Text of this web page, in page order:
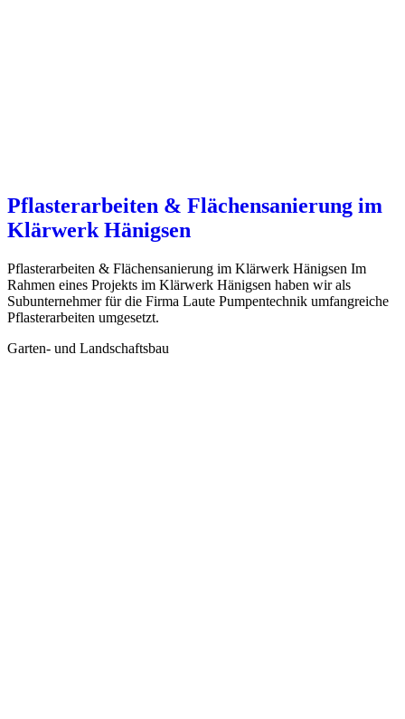
Pflasterarbeiten & Flächensanierung im
Klärwerk Hänigsen
Pflasterarbeiten & Flächensanierung im Klärwerk Hänigsen Im
Rahmen eines Projekts im Klärwerk Hänigsen haben wir als
Subunternehmer für die Firma Laute Pumpentechnik umfangreiche
Pflasterarbeiten umgesetzt.
Garten- und Landschaftsbau